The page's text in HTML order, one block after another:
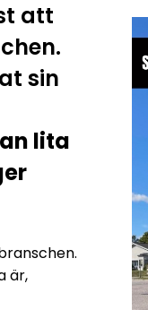
att
sin
lita
är,